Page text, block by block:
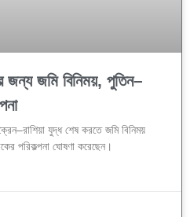
জন্য জমি বিনিময়, পুতিন–
যুদ্ধ শেষ করতে জমি বিনিময়
পরিকল্পনা ঘোষণা করেছেন।